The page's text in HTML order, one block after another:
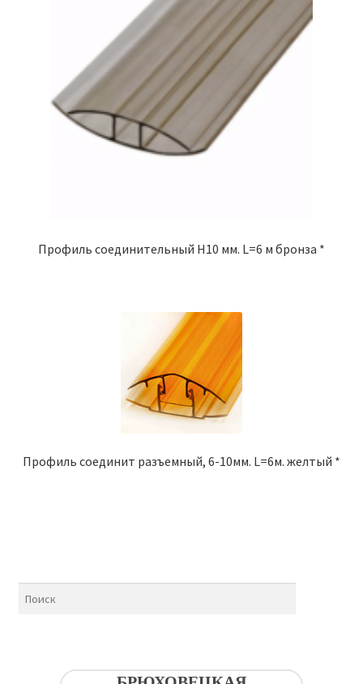
Профиль соединительный Н10 мм. L=6 м бронза *
Профиль соединит разъемный, 6-10мм. L=6м. желтый *